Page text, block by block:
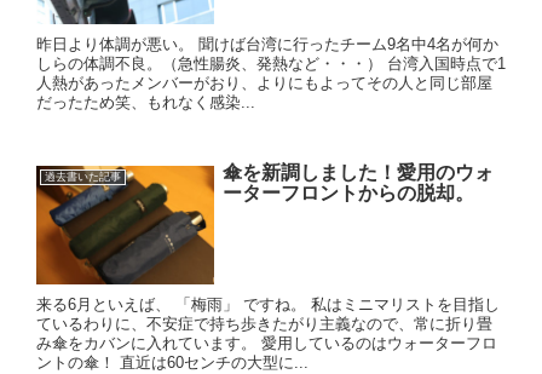
昨日より体調が悪い。 聞けば台湾に行ったチーム9名中4名が何か
しらの体調不良。（急性腸炎、発熱など・・・） 台湾入国時点で1
人熱があったメンバーがおり、よりにもよってその人と同じ部屋
だったため笑、もれなく感染...
過去書いた記事
傘を新調しました！愛用のウォ
ーターフロントからの脱却。
来る6月といえば、 「梅雨」 ですね。 私はミニマリストを目指し
ているわりに、不安症で持ち歩きたがり主義なので、常に折り畳
み傘をカバンに入れています。 愛用しているのはウォーターフロ
ントの傘！ 直近は60センチの大型に...